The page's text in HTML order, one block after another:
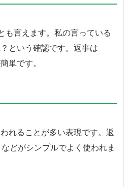
も言えます。私の言っている
という確認です。返事は
単です。
れることが多い表現です。返
どがシンプルでよく使われま